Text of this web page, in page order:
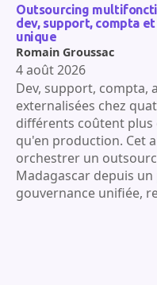
Outsourcing
dev, support, compta
unique
Dev, support, compta,
externalisées chez
différents coûtent
qu'en production. Cet
orchestrer un
Madagascar depuis
gouvernance unifiée,
Romain Groussac
4 août 2026